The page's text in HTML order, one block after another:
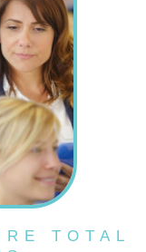
TOTAL